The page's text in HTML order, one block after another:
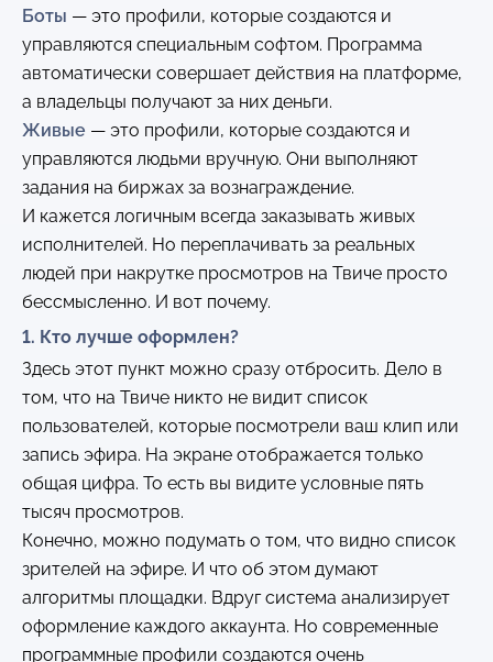
Боты — это профили, которые создаются и
управляются специальным софтом. Программа
автоматически совершает действия на платформе,
а владельцы получают за них деньги.
Живые — это профили, которые создаются и
управляются людьми вручную. Они выполняют
задания на биржах за вознаграждение.
И кажется логичным всегда заказывать живых
исполнителей. Но переплачивать за реальных
людей при накрутке просмотров на Твиче просто
бессмысленно. И вот почему.
1. Кто лучше оформлен?
Здесь этот пункт можно сразу отбросить. Дело в
том, что на Твиче никто не видит список
пользователей, которые посмотрели ваш клип или
запись эфира. На экране отображается только
общая цифра. То есть вы видите условные пять
тысяч просмотров.
Конечно, можно подумать о том, что видно список
зрителей на эфире. И что об этом думают
алгоритмы площадки. Вдруг система анализирует
оформление каждого аккаунта. Но современные
программные профили создаются очень